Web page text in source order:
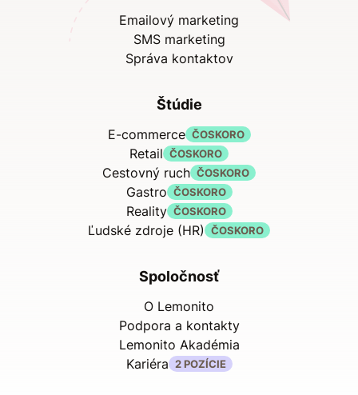
Emailový marketing
SMS marketing
Správa kontaktov
Štúdie
E-commerce ČOSKORO
Retail ČOSKORO
Cestovný ruch ČOSKORO
Gastro ČOSKORO
Reality ČOSKORO
Ľudské zdroje (HR) ČOSKORO
Spoločnosť
O Lemonito
Podpora a kontakty
Lemonito Akadémia
Kariéra 2 POZÍCIE